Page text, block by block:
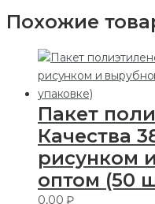
Похожие
Пакет
Качества
рисунком
оптом (50
0,00₽